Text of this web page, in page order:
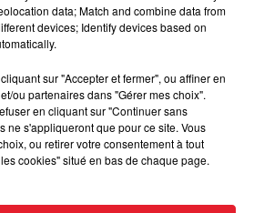
data; Match and combine data from
devices; Identify devices based on
sur "Accepter et fermer", ou affiner en
ou partenaires dans "Gérer mes choix".
en cliquant sur "Continuer sans
ne s'appliqueront que pour ce site. Vous
ou retirer votre consentement à tout
cookies" situé en bas de chaque page.